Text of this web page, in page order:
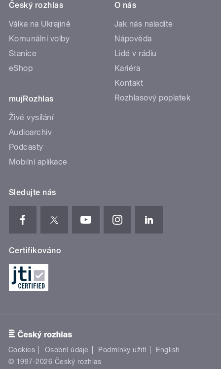
Český rozhlas
Válka na Ukrajině
Komunální volby
Stanice
eShop
mujRozhlas
Živé vysílání
Audioarchiv
Podcasty
Mobilní aplikace
O nás
Jak nás naladíte
Nápověda
Lidé v rádiu
Kariéra
Kontakt
Rozhlasový poplatek
Sledujte nás
Certifikováno
Cookies Osobní údaje Podmínky užití
English
© 1997-2026 Český rozhlas